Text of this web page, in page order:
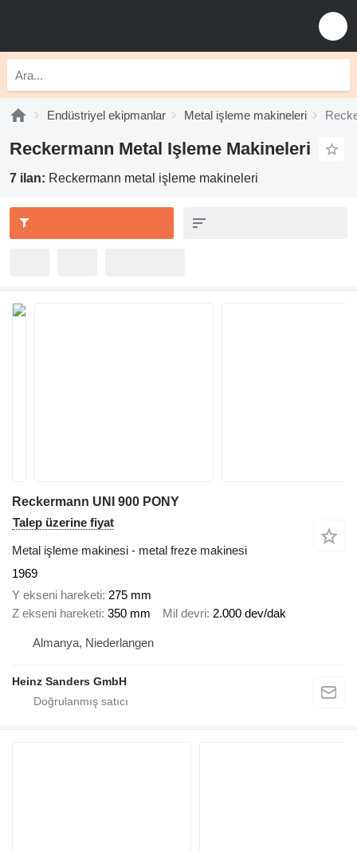
Endüstriyel ekipmanlar Metal işleme makineleri
Reckermann Metal Işleme Makineleri
7 ilan: Reckermann metal işleme makineleri
Reckermann UNI 900 PONY
Talep üzerine fiyat
Metal işleme makinesi - metal freze makinesi
1969
Y ekseni hareketi 275 mm
Z ekseni hareketi 350 mm Mil devri 2.000 dev/dak
Almanya, Niederlangen
Heinz Sanders GmbH